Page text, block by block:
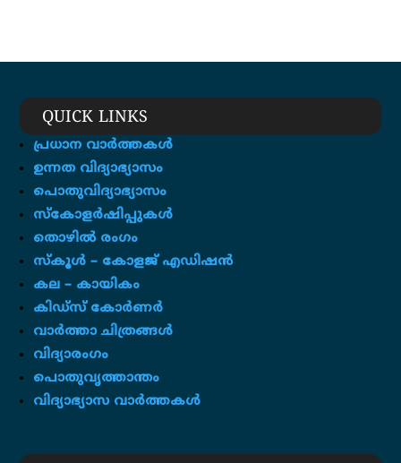
QUICK LINKS
പ്രധാന വാർത്തകൾ
ഉന്നത വിദ്യാഭ്യാസം
പൊതുവിദ്യാഭ്യാസം
സ്കോളർഷിപ്പുകൾ
തൊഴിൽ രംഗം
സ്‌കൂൾ – കോളജ് എഡിഷൻ
കല – കായികം
കിഡ്സ് കോർണർ
വാർത്താ ചിത്രങ്ങൾ
വിദ്യാരംഗം
പൊതുവൃത്താന്തം
വിദ്യാഭ്യാസ വാർത്തകൾ